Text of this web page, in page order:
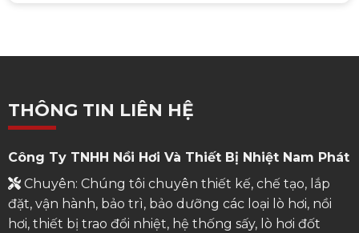
THÔNG TIN LIÊN HỆ
Công Ty TNHH Nồi Hơi Và Thiết Bị Nhiệt Nam Phát
Chuyên: Chúng tôi chuyên thiết kế, chế tạo, lắp
đặt, vận hành, bảo trì, bảo dưỡng các loại lò hơi, nồi
hơi, thiết bị trao đổi nhiệt, hệ thống sấy, lò hơi đốt